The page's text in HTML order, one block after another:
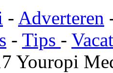
- Adverteren
- Tips -
Youropi